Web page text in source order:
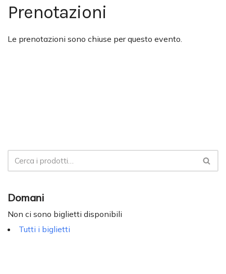
Prenotazioni
Le prenotazioni sono chiuse per questo evento.
Domani
Non ci sono biglietti disponibili
Tutti i biglietti